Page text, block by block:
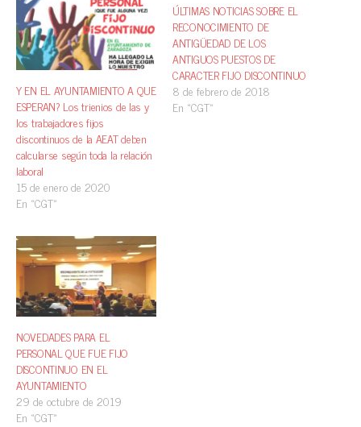
Y EN EL AYUNTAMIENTO A QUE
ESPERAN? Los trienios de las y
los trabajadores fijos
discontinuos de la AEAT deben
calcularse según toda la relación
laboral
15 de enero de 2020
En «CGT»
ÚLTIMAS NOTICIAS SOBRE EL
RECONOCIMIENTO DE
ANTIGÜEDAD DE LOS
ANTIGUOS PUESTOS DE
CARACTER FIJO DISCONTINUO
8 de febrero de 2018
En «CGT»
NOVEDADES PARA EL
PERSONAL QUE FUE FIJO
DISCONTINUO EN EL
AYUNTAMIENTO
29 de octubre de 2019
En «CGT»